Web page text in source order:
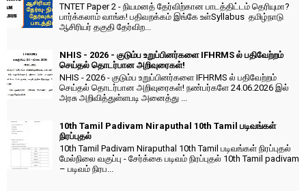
TNTET Paper 2 - நியமனத் தேர்விற்கான பாடத்திட்டம் தெரியுமா?
பார்க்கலாம் வாங்க! பதிவறக்கம் இங்கே உள்Syllabus தமிழ்நாடு
ஆசிரியர் தகுதி தேர்விற...
NHIS - 2026 - குடும்ப உறுப்பினர்களை IFHRMS ல் பதிவேற்றம்
செய்தல் தொடர்பான அறிவுரைகள்!
NHIS - 2026 - குடும்ப உறுப்பினர்களை IFHRMS ல் பதிவேற்றம்
செய்தல் தொடர்பான அறிவுரைகள்! நண்பர்களே 24.06.2026 இல்
அரசு அறிவித்துள்ளபடி அனைத்து ...
10th Tamil Padivam Niraputhal 10th Tamil படிவங்கள்
நிரப்புதல்
10th Tamil Padivam Niraputhal 10th Tamil படிவங்கள் நிரப்புதல்
மேல்நிலை வகுப்பு - சேர்க்கை படிவம் நிரப்புதல் 10th Tamil padivam
– படிவம் நிரப...